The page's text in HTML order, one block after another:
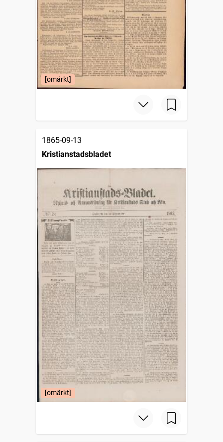
[omärkt]
1865-09-13
Kristianstadsbladet
[omärkt]